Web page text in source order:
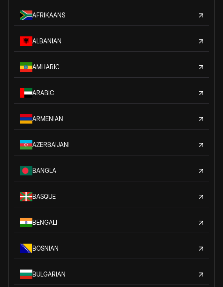
AFRIKAANS
ALBANIAN
AMHARIC
ARABIC
ARMENIAN
AZERBAIJANI
BANGLA
BASQUE
BENGALI
BOSNIAN
BULGARIAN